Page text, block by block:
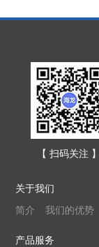
【 扫码关注 】
关于我们
简介
我们的优势
产品服务